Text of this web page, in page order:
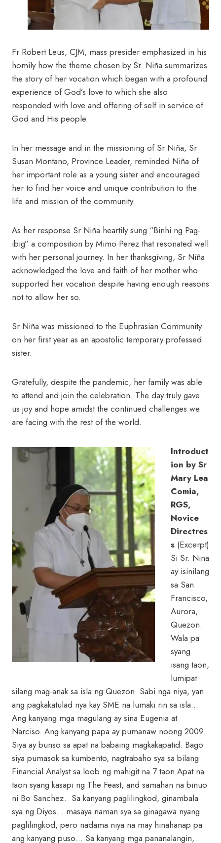
Fr Robert Leus, CJM, mass presider emphasized in his
homily how the theme chosen by Sr. Niña summarizes
the story of her vocation which began with a profound
experience of God’s love to which she also
responded with love and offering of self in service of
God and His people.
In her message and in the missioning of Sr Niña, Sr
Susan Montano, Province Leader, reminded Niña of
her important role as a young sister and encouraged
her to find her voice and unique contribution to the
life and mission of the community.
As her response Sr Niña heartily sung “Binhi ng Pag-
ibig” a composition by Mimo Perez that resonated well
with her personal journey. In her thanksgiving, Sr Niña
acknowledged the love and faith of her mother who
supported her vocation despite having enough reasons
not to allow her so.
Sr Niña was missioned to the Euphrasian Community
on her first year as an apostolic temporary professed
sister.
Gratefully, despite the pandemic, her family was able
to attend and join the celebration. The day truly gave
us joy and hope amidst the continued challenges we
are facing with the rest of the world.
Introduct
ion by Sr
Mary Lea
Comia,
RGS,
Novice
Directres
s (Excerpt)
Si Sr. Nina
ay isinilang
sa San
Francisco,
Aurora,
Quezon.
Wala pa
syang
isang taon,
lumipat
silang mag-anak sa isla ng Quezon. Sabi nga niya, yan
ang pagkakatulad nya kay SME na lumaki rin sa isla…
Ang kanyang mga magulang ay sina Eugenia at
Narciso. Ang kanyang papa ay pumanaw noong 2009.
Siya ay bunso sa apat na babaing magkakapatid. Bago
siya pumasok sa kumbento, nagtrabaho sya sa bilang
Financial Analyst sa loob ng mahigit na 7 taon.Apat na
taon syang kasapi ng The Feast, and samahan na binuo
ni Bo Sanchez. Sa kanyang paglilingkod, ginambala
sya ng Diyos… masaya naman sya sa ginagawa nyang
paglilingkod, pero nadama niya na may hinahanap pa
ang kanyang puso… Sa kanyang mga pananalangin,